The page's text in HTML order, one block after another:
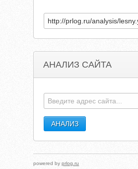
АНАЛИЗ САЙТА
powered byprlog.ru